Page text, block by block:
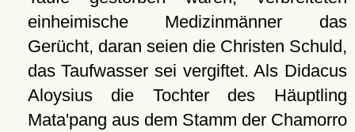
einheimische Medizinmänner das
Gerücht, daran seien die Christen Schuld,
das Taufwasser sei vergiftet. Als Didacus
Aloysius die Tochter des Häuptling
Mata'pang aus dem Stamm der Chamorro